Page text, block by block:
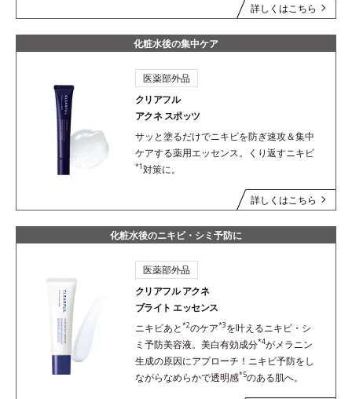
詳しくはこちら
化粧水後の集中ケア
医薬部外品
クリアフル
アクネ スポッツ
サッと塗るだけでニキビを防ぎ速攻＆集中
ケアする薬用エッセンス。くり返すニキビ
*1対策に。
詳しくはこちら
化粧水後のニキビ・シミ予防に
医薬部外品
クリアフル アクネ
ブライト エッセンス
ニキビあと *2のケア*3を叶えるニキビ・シ
ミ予防美容液。美白有効成分*4がメラニン
生成の原因にアプローチ！ニキビ予防をし
ながらなめらかで透明感*5のある肌へ。